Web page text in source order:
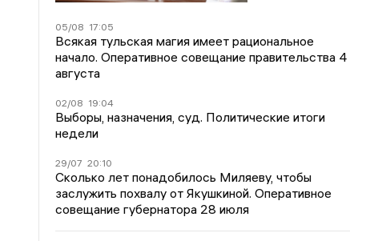
05/08 17:05
Всякая тульская магия имеет рациональное
начало. Оперативное совещание правительства 4
августа
02/08 19:04
Выборы, назначения, суд. Политические итоги
недели
29/07 20:10
Сколько лет понадобилось Миляеву, чтобы
заслужить похвалу от Якушкиной. Оперативное
совещание губернатора 28 июля